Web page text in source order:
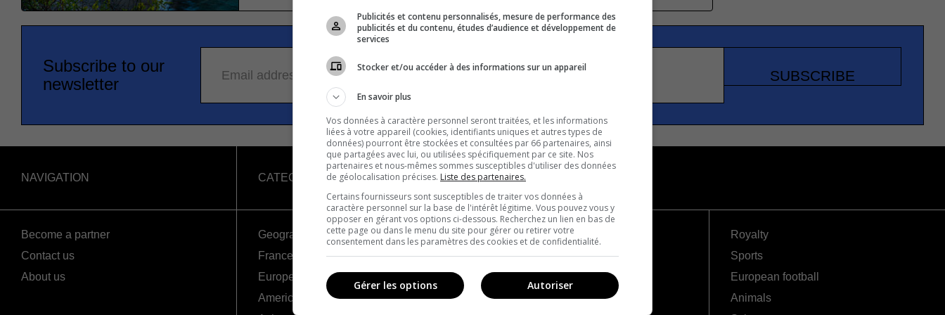
Subscribe to our
newsletter
Email address SUBSCRIBE
NAVIGATION
Become a partner
Contact us
About us
CATEGORIES
Geography
France
Europe
Americas
Pop culture
Gastronomy
Visual arts
Royalty
Sports
European football
Animals
Publicités et contenu personnalisés, mesure de performance des
publicités et du contenu, études d’audience et développement de
services
Stocker et/ou accéder à des informations sur un appareil
En savoir plus
Vos données à caractère personnel seront traitées, et les informations
liées à votre appareil (cookies, identifiants uniques et autres types de
données) pourront être stockées et consultées par 66 partenaires, ainsi
que partagées avec lui, ou utilisées spécifiquement par ce site. Nos
partenaires et nous-mêmes sommes susceptibles d'utiliser des données
de géolocalisation précises. Liste des partenaires.
Certains fournisseurs sont susceptibles de traiter vos données à
caractère personnel sur la base de l'intérêt légitime. Vous pouvez vous y
opposer en gérant vos options ci-dessous. Recherchez un lien en bas de
cette page ou dans le menu du site pour gérer ou retirer votre
consentement dans les paramètres des cookies et de confidentialité.
Autoriser
Gérer les options